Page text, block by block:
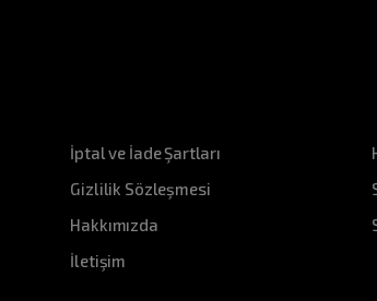
İptal ve İade Şartları
Gizlilik Sözleşmesi
Hakkımızda
İletişim